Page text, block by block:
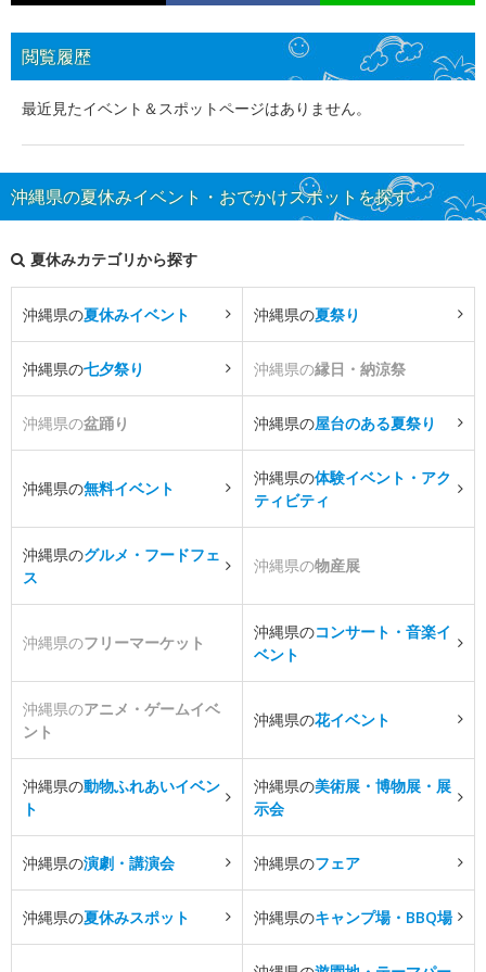
閲覧履歴
最近見たイベント＆スポットページはありません。
沖縄県の夏休みイベント・おでかけスポットを探す
夏休みカテゴリから探す
沖縄県の夏休みイベント 沖縄県の夏祭り
沖縄県の七夕祭り 沖縄県の縁日・納涼祭
沖縄県の盆踊り 沖縄県の屋台のある夏祭り
沖縄県の無料イベント
沖縄県の体験イベント・アク
ティビティ
沖縄県のグルメ・フードフェ
ス
沖縄県の物産展
沖縄県のフリーマーケット
沖縄県のコンサート・音楽イ
ベント
沖縄県のアニメ・ゲームイベ
ント
沖縄県の花イベント
沖縄県の動物ふれあいイベン
ト
沖縄県の美術展・博物展・展
示会
沖縄県の演劇・講演会 沖縄県のフェア
沖縄県の夏休みスポット 沖縄県のキャンプ場・BBQ場